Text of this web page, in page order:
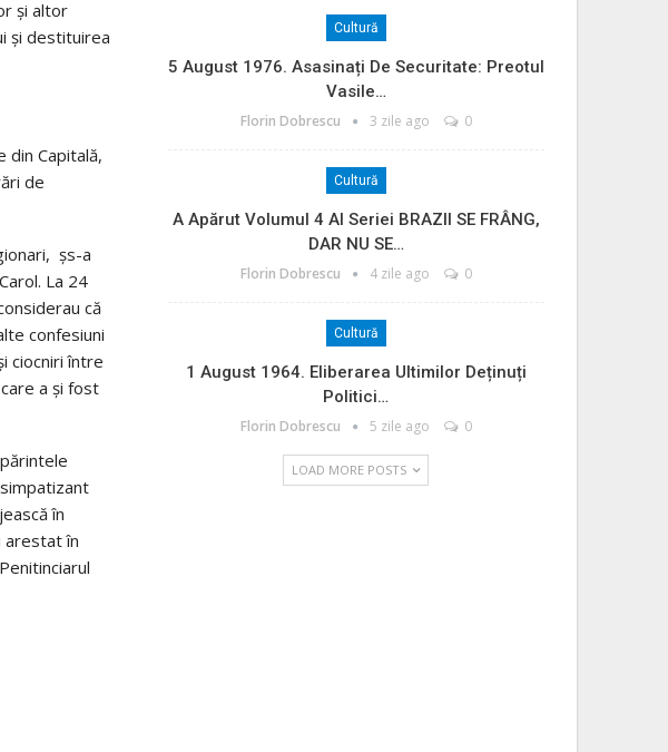
și altor
și destituirea
din Capitală,
de
șs-a
La 24
că
confesiuni
ciocniri între
a și fost
în
arestat în
Cultură
5 August 1976. Asasinați De Securitate: Preotul
Vasile…
Florin Dobrescu 3 zile ago 0
Cultură
A Apărut Volumul 4 Al Seriei BRAZII SE FRÂNG,
DAR NU SE…
Florin Dobrescu 4 zile ago 0
Cultură
1 August 1964. Eliberarea Ultimilor Deținuți
Politici…
Florin Dobrescu 5 zile ago 0
LOAD MORE POSTS